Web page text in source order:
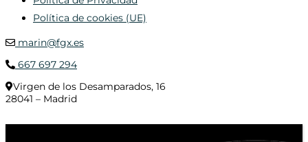
Política de cookies (UE)
marin@fgx.es
667 697 294
Virgen de los Desamparados, 16
28041 – Madrid